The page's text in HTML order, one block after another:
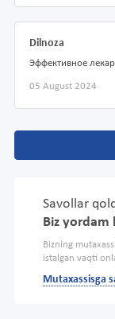
Dilnoza
Эффективное
05 August 2024
Savollar
Biz yordam
Bizning
istalgan vaqti
Mutaxassisga